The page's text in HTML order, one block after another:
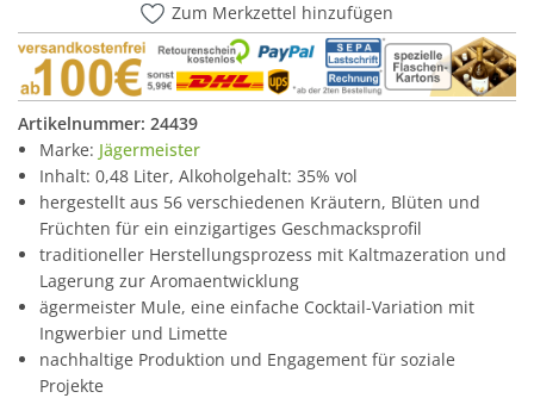
Zum Merkzettel hinzufügen
Artikelnummer: 24439
Marke: Jägermeister
Inhalt: 0,48 Liter, Alkoholgehalt: 35% vol
hergestellt aus 56 verschiedenen Kräutern, Blüten und
Früchten für ein einzigartiges Geschmacksprofil
traditioneller Herstellungsprozess mit Kaltmazeration und
Lagerung zur Aromaentwicklung
ägermeister Mule, eine einfache Cocktail-Variation mit
Ingwerbier und Limette
nachhaltige Produktion und Engagement für soziale
Projekte